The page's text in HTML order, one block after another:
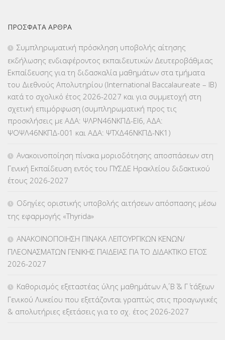
ΕΠΙΜΟΡΦΩΣΗ Τ.Π.Ε.(10)
ΕΥΡΩΠΑΪΚΑ ΠΡΟΓΡΑΜΜΑΤΑ(230)
ΚΕΣΥ (60)
ΚΕΣΥΠ(109)
ΚΠγ – ΚΡΑΤΙΚΟ ΠΙΣΤΟΠΟΙΗΤΙΚΟ ΓΛΩΣΣΟΜΑΘΕΙΑΣ(135)
ΚΠπ- ΚΡΑΤΙΚΟ ΠΙΣΤΟΠΟΙΗΤΙΚΟ ΠΛΗΡΟΦΟΡΙΚΗΣ
ΛΟΙΠΑ(309)
ΜΕΤΑΘΕΣΕΙΣ-ΤΟΠΟΘΕΤΗΣΕΙΣ ΒΕΛΤΙΩΣΕΙΣ(319)
ΜΕΤΑΦΟΡΑ ΜΑΘΗΤΩΝ(3)
ΠΡΌΣΦΑΤΑ ΆΡΘΡΑ
Συμπληρωματική πρόσκληση υποβολής αίτησης
εκδήλωσης ενδιαφέροντος εκπαιδευτικών Δευτεροβάθμιας
Εκπαίδευσης για τη διδασκαλία μαθημάτων στα τμήματα
του Διεθνούς Απολυτηρίου (International Baccalaureate – IB)
κατά το σχολικό έτος 2026-2027 και για συμμετοχή στη
σχετική επιμόρφωση (συμπληρωματική προς τις
προσκλήσεις με ΑΔΑ: ΨΛΡΝ46ΝΚΠΔ-ΕΙ6, ΑΔΑ:
ΨΟΨΛ46ΝΚΠΔ-001 και ΑΔΑ: ΨΤΧΔ46ΝΚΠΔ-ΝΚ1)
Ανακοινοποίηση πίνακα μοριοδότησης αποσπάσεων στη
Γενική Εκπαίδευση εντός του ΠΥΣΔΕ Ηρακλείου διδακτικού
έτους 2026-2027
Οδηγίες οριστικής υποβολής αιτήσεων απόσπασης μέσω
της εφαρμογής «Thyrida»
ΑΝΑΚΟΙΝΟΠΟΙΗΣΗ ΠΙΝΑΚΑ ΛΕΙΤΟΥΡΓΙΚΩΝ ΚΕΝΩΝ/
ΠΛΕΟΝΑΣΜΑΤΩΝ ΓΕΝΙΚΗΣ ΠΑΙΔΕΙΑΣ ΓΙΑ ΤΟ ΔΙΔΑΚΤΙΚΟ ΕΤΟΣ
2026-2027
Καθορισμός εξεταστέας ύλης μαθημάτων Α΄, Β΄ & Γ΄ τάξεων
Γενικού Λυκείου που εξετάζονται γραπτώς στις προαγωγικές
& απολυτήριες εξετάσεις για το σχ. έτος 2026-2027